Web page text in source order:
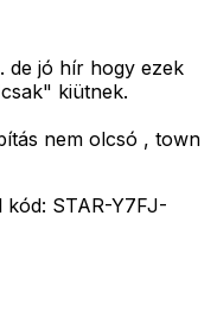
de jó hír hogy ezek
kiütnek.
nem olcsó , town
STAR-Y7FJ-